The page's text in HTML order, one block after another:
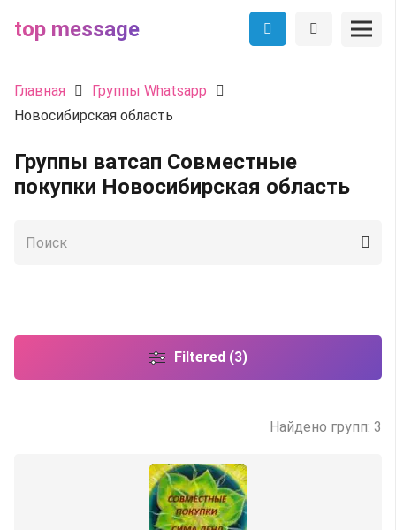
top message
Главная
Группы Whatsapp
Новосибирская область
Группы ватсап Совместные
покупки Новосибирская область
Filtered (3)
Найдено групп: 3